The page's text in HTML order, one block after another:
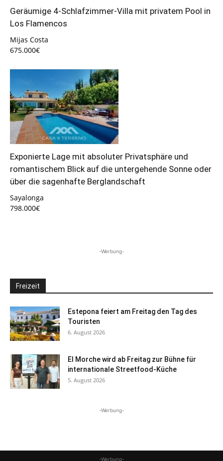
Geräumige 4-Schlafzimmer-Villa mit privatem Pool in
Los Flamencos
Mijas Costa
675.000€
Exponierte Lage mit absoluter Privatsphäre und
romantischem Blick auf die untergehende Sonne oder
über die sagenhafte Berglandschaft
Sayalonga
798.000€
-Werbung-
Freizeit
Estepona feiert am Freitag den Tag des
Touristen
6. August 2026
El Morche wird ab Freitag zur Bühne für
internationale Streetfood-Küche
5. August 2026
-Werbung-
-Werbung-